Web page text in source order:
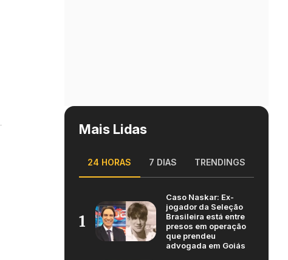
Mais Lidas
24 HORAS 7 DIAS TRENDINGS
1
Caso Naskar: Ex-
jogador da Seleção
Brasileira está entre
presos em operação
que prendeu
advogada em Goiás